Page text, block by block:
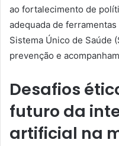
ao fortalecimento de
adequada de
Sistema Único de Saúde
prevenção e
Desafios
futuro da
artificial na